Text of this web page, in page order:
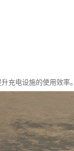
充电设施的使用效率。